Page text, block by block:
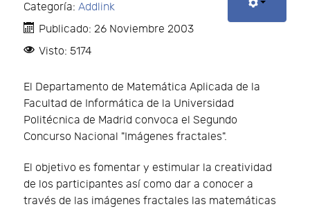
Categoría: Addlink
Publicado: 26 Noviembre 2003
Visto: 5174
El Departamento de Matemática Aplicada de la
Facultad de Informática de la Universidad
Politécnica de Madrid convoca el Segundo
Concurso Nacional "Imágenes fractales".
El objetivo es fomentar y estimular la creatividad
de los participantes así como dar a conocer a
través de las imágenes fractales las matemáticas